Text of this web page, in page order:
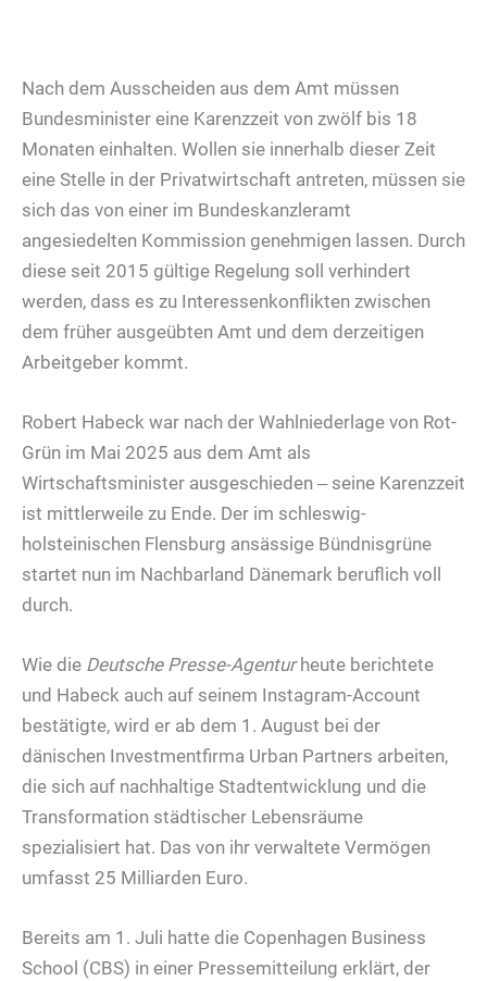
Nach dem Ausscheiden aus dem Amt müssen
Bundesminister eine Karenzzeit von zwölf bis 18
Monaten einhalten. Wollen sie innerhalb dieser Zeit
eine Stelle in der Privatwirtschaft antreten, müssen sie
sich das von einer im Bundeskanzleramt
angesiedelten Kommission genehmigen lassen. Durch
diese seit 2015 gültige Regelung soll verhindert
werden, dass es zu Interessenkonflikten zwischen
dem früher ausgeübten Amt und dem derzeitigen
Arbeitgeber kommt.
Robert Habeck war nach der Wahlniederlage von Rot-
Grün im Mai 2025 aus dem Amt als
Wirtschaftsminister ausgeschieden ‒ seine Karenzzeit
ist mittlerweile zu Ende. Der im schleswig-
holsteinischen Flensburg ansässige Bündnisgrüne
startet nun im Nachbarland Dänemark beruflich voll
durch.
Wie die Deutsche Presse-Agenturheute berichtete
und Habeck auch auf seinem Instagram-Account
bestätigte, wird er ab dem 1. August bei der
dänischen Investmentfirma Urban Partners arbeiten,
die sich auf nachhaltige Stadtentwicklung und die
Transformation städtischer Lebensräume
spezialisiert hat. Das von ihr verwaltete Vermögen
umfasst 25 Milliarden Euro.
Bereits am 1. Juli hatte die Copenhagen Business
School (CBS) in einer Pressemitteilung erklärt, der